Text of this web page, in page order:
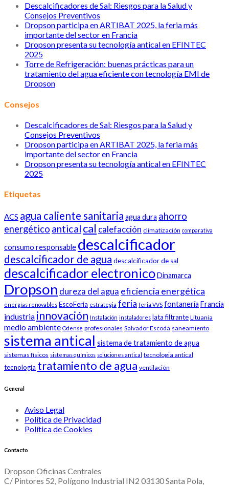
Descalcificadores de Sal: Riesgos para la Salud y
Consejos Preventivos
Dropson participa en ARTIBAT 2025, la feria más
importante del sector en Francia
Dropson presenta su tecnología antical en EFINTEC
2025
Torre de Refrigeración: buenas prácticas para un
tratamiento del agua eficiente con tecnología EMI de
Dropson
Consejos
Descalcificadores de Sal: Riesgos para la Salud y
Consejos Preventivos
Dropson participa en ARTIBAT 2025, la feria más
importante del sector en Francia
Dropson presenta su tecnología antical en EFINTEC
2025
Etiquetas
ACS agua caliente sanitaria agua dura ahorro
energético antical cal calefacción climatización comparativa
consumo responsable descalcificador
descalcificador de agua descalcificador de sal
descalcificador electronicoDinamarca
Dropson dureza del agua eficiencia energética
energías renovables EscoFeria estrategia feria feria VVS fontanería Francia
industria innovación Instalación instaladores lata filtrante Lituania
medio ambiente Odense profesionales Salvador Escoda saneamiento
sistema antical sistema de tratamiento de agua
sistemas físicos sistemas químicos soluciones antical tecnologia antical
tecnología tratamiento de agua ventilación
General
Aviso Legal
Política de Privacidad
Política de Cookies
Contacto
Dropson Oficinas Centrales
C/ Pintores 52, Polígono Industrial IN2 03130 Santa Pola,